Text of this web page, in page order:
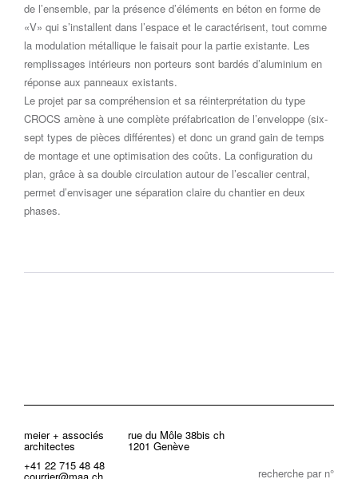
de l’ensemble, par la présence d’éléments en béton en forme de
«V» qui s’installent dans l’espace et le caractérisent, tout comme
la modulation métallique le faisait pour la partie existante. Les
remplissages intérieurs non porteurs sont bardés d’aluminium en
réponse aux panneaux existants.
Le projet par sa compréhension et sa réinterprétation du type
CROCS amène à une complète préfabrication de l’enveloppe (six-
sept types de pièces différentes) et donc un grand gain de temps
de montage et une optimisation des coûts. La configuration du
plan, grâce à sa double circulation autour de l’escalier central,
permet d’envisager une séparation claire du chantier en deux
phases.
meier + associés
architectes
rue du Môle 38bis ch
1201 Genève
+41 22 715 48 48
recherche par n°